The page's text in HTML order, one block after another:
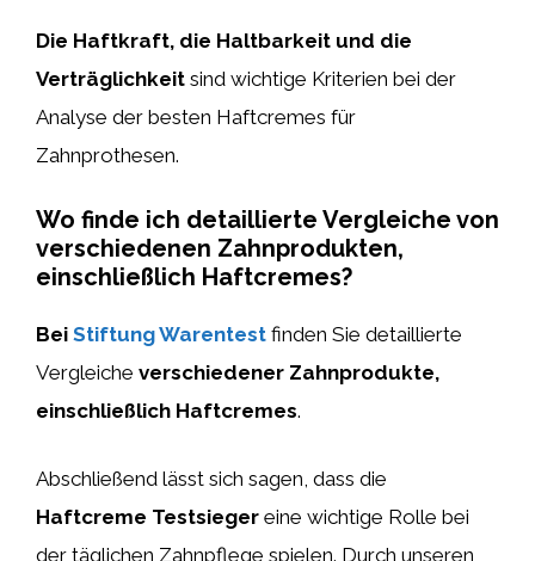
Die Haftkraft, die Haltbarkeit und die
Verträglichkeit sind wichtige Kriterien bei der
Analyse der besten Haftcremes für
Zahnprothesen.
Wo finde ich detaillierte Vergleiche von
verschiedenen Zahnprodukten,
einschließlich Haftcremes?
Bei Stiftung Warentest finden Sie detaillierte
Vergleiche verschiedener Zahnprodukte,
einschließlich Haftcremes.
Abschließend lässt sich sagen, dass die
Haftcreme Testsieger eine wichtige Rolle bei
der täglichen Zahnpflege spielen. Durch unseren